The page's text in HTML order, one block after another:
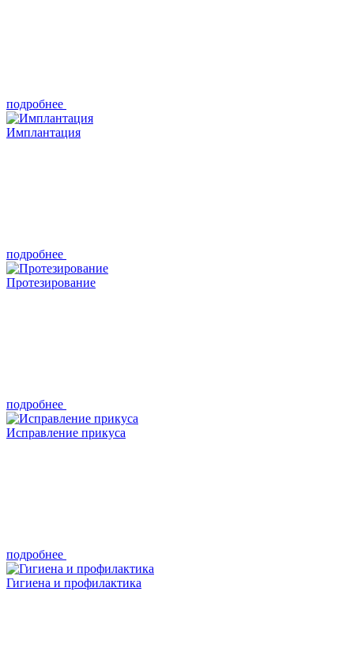
подробнее
Имплантация
подробнее
Протезирование
подробнее
Исправление прикуса
подробнее
Гигиена и профилактика